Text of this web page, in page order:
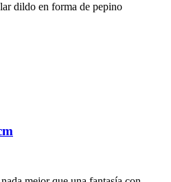
dildo en forma de pepino